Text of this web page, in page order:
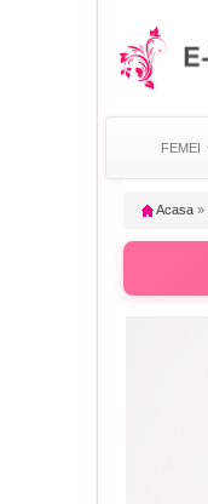
FEMEI
Acasa »